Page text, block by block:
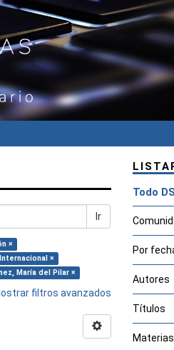
Ir
×
×
María del Pilar ×
filtros avanzados
Todo
Por
Autores
Títulos
Materias